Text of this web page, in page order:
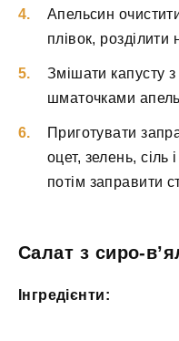
Апельсин
плівок,
Змішати капусту
шматочками
Приготувати
оцет, зелень,
потім заправити
Салат з сиро-
Інгредієнти: